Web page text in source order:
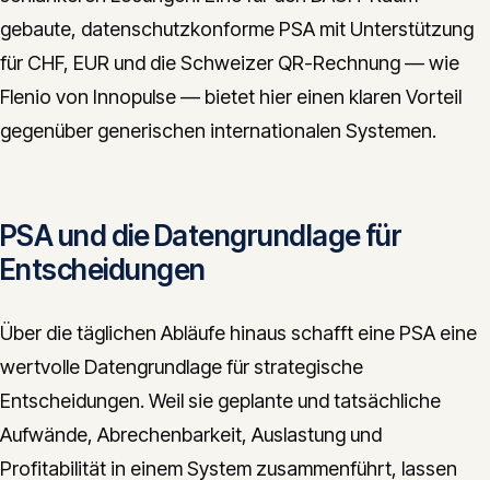
gebaute, datenschutzkonforme PSA mit Unterstützung
für CHF, EUR und die Schweizer QR-Rechnung — wie
Flenio von Innopulse — bietet hier einen klaren Vorteil
gegenüber generischen internationalen Systemen.
PSA und die Datengrundlage für
Entscheidungen
Über die täglichen Abläufe hinaus schafft eine PSA eine
wertvolle Datengrundlage für strategische
Entscheidungen. Weil sie geplante und tatsächliche
Aufwände, Abrechenbarkeit, Auslastung und
Profitabilität in einem System zusammenführt, lassen